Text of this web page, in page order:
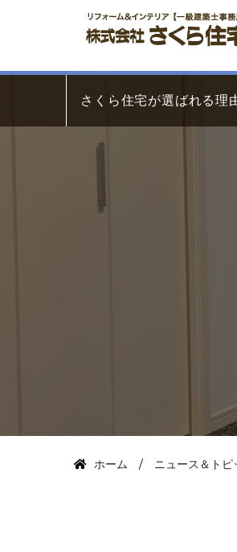
さくら住宅が選ばれる理
ホーム ニュース＆トピ